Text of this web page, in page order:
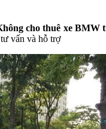
cho thuê xe BMW
vấn và hỗ trợ